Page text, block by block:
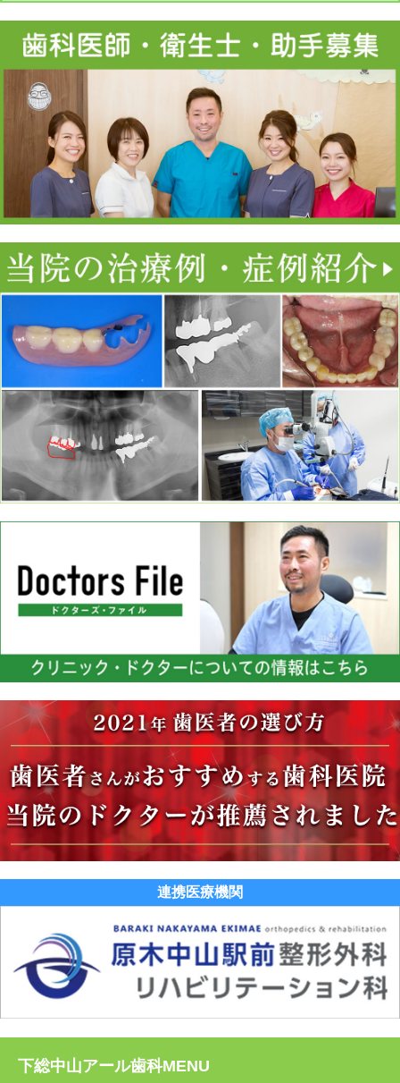
連携医療機関
下総中山アール歯科MENU